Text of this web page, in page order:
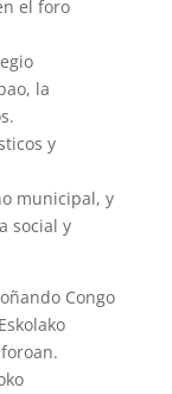
el foro
la
y
municipal, y
social y
Congo